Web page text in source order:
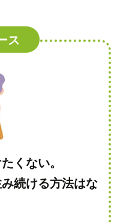
ス
くない。
続ける方法はな